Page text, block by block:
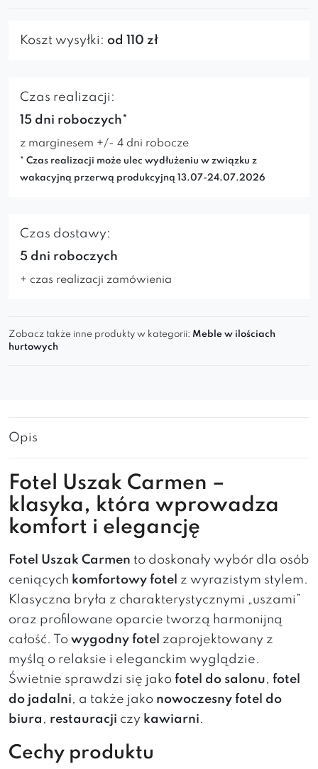
Koszt wysyłki: od 110 zł
Czas realizacji:
15 dni roboczych*
z marginesem +/- 4 dni robocze
* Czas realizacji może ulec wydłużeniu w związku z
wakacyjną przerwą produkcyjną 13.07-24.07.2026
Czas dostawy:
5 dni roboczych
+ czas realizacji zamówienia
Zobacz także inne produkty w kategorii: Meble w ilościach
hurtowych
Opis
Fotel Uszak Carmen –
klasyka, która wprowadza
komfort i elegancję
Fotel Uszak Carmen to doskonały wybór dla osób
ceniących komfortowy fotel z wyrazistym stylem.
Klasyczna bryła z charakterystycznymi „uszami”
oraz profilowane oparcie tworzą harmonijną
całość. To wygodny fotel zaprojektowany z
myślą o relaksie i eleganckim wyglądzie.
Świetnie sprawdzi się jako fotel do salonu, fotel
do jadalni, a także jako nowoczesny fotel do
biura , restauracji czy kawiarni.
Cechy produktu